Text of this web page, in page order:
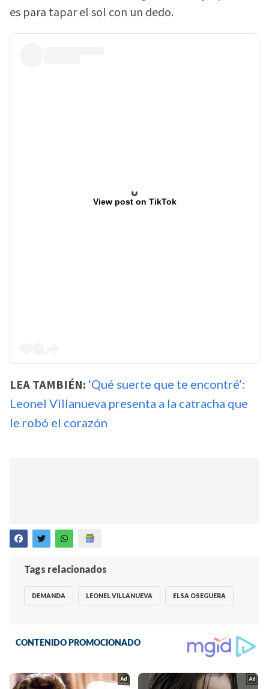
es para tapar el sol con un dedo.
View post on TikTok
LEA TAMBIÉN: ‘Qué suerte que te encontré‘:
Leonel Villanueva presenta a la catracha que
le robó el corazón
Tags relacionados
DEMANDA LEONEL VILLANUEVA ELSA OSEGUERA